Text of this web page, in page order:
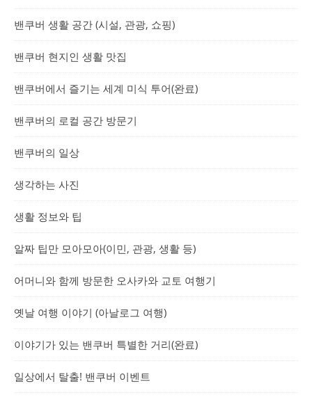
밴쿠버 생활 공간 (시설, 관광, 쇼핑)
밴쿠버 현지인 생활 맛집
밴쿠버에서 즐기는 세계 미식 투어(완료)
밴쿠버의 로컬 공간 방문기
밴쿠버의 일상
생각하는 사진
생활 정보와 팁
알짜 팁만 모아모아(이민, 관광, 생활 등)
어머니와 함께 방문한 오사카와 교토 여행기
옛날 여행 이야기 (아날로그 여행)
이야기가 있는 밴쿠버 특별한 거리(완료)
일상에서 탈출! 밴쿠버 이벤트